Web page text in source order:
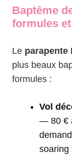
Baptême
formules
Le parapente
plus beaux
formules :
Vol
— 80 €
soaring